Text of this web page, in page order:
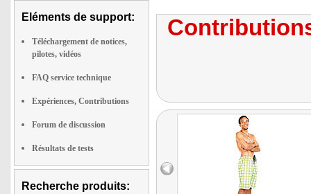
Eléments de support:
Téléchargement de notices,
pilotes, vidéos
FAQ service technique
Expériences, Contributions
Forum de discussion
Résultats de tests
Recherche produits: